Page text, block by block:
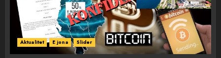
Aktualitet E jona Slider